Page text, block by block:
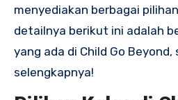
menyediakan berbagai
detailnya berikut ini adalah
yang ada di Child Go
selengkapnya!